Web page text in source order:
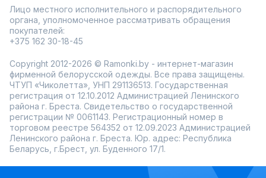
Лицо местного исполнительного и распорядительного
органа, уполномоченное рассматривать обращения
покупателей:
+375 162 30-18-45
Copyright 2012-2026 © Ramonki.by - интернет-магазин
фирменной белорусской одежды. Все права защищены.
ЧТУП «Чиколетта», УНП 291136513. Государственная
регистрация от 12.10.2012 Администрацией Ленинского
района г. Бреста. Свидетельство о государственной
регистрации № 0061143. Регистрационный номер в
торговом реестре 564352 от 12.09.2023 Администрацией
Ленинского района г. Бреста. Юр. адрес: Республика
Беларусь, г.Брест, ул. Буденного 17/1.